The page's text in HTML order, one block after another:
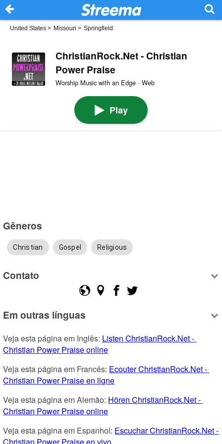
United States > Missouri > Springfield
ChristianRock.Net - Christian
Power Praise
Worship Music with an Edge · Web
Play
Gêneros
Christian Gospel Religious
Contato
Em outras línguas
Veja esta página em Inglês: Listen ChristianRock.Net -
Christian Power Praise online
Veja esta página em Francês: Ecouter ChristianRock.Net -
Christian Power Praise en ligne
Veja esta página em Alemão: Hören ChristianRock.Net -
Christian Power Praise online
Veja esta página em Espanhol: Escuchar ChristianRock.Net -
Christian Power Praise en vivo